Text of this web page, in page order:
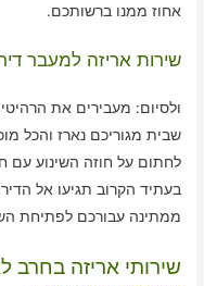
אחוז ממנו ברשותכם.
שירות אריזה למעבר
ולסיום: מעבירים את
שבית מגוריכם נארז והכל
לחתום על חוזה השינוע עם
בעתיד הקרוב תגיעו אל
ממתינה עבורכם לפתיחת
שירותי אריזה בחרב